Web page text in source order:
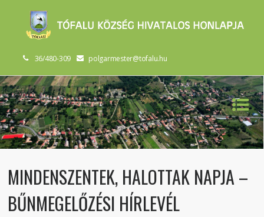
36/480-309 polgarmester@tofalu.hu
MINDENSZENTEK, HALOTTAK NAPJA –
BŰNMEGELŐZÉSI HÍRLEVÉL